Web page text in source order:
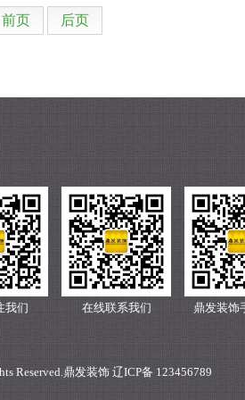
前页 后页
我们 在线联系我们 鼎发装饰
Reserved.鼎发装饰 辽ICP备 123456789